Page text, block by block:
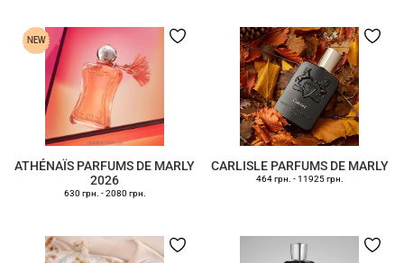
ATHÉNAÏS PARFUMS DE MARLY
2026
630 грн. -2080 грн.
CARLISLE PARFUMS DE MARLY
464 грн. -11925 грн.